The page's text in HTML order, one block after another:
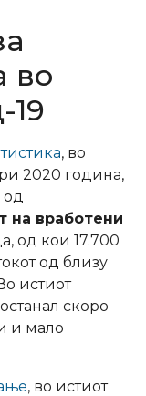
во
, во
2020 година,
од
на вработени
од кои 17.700
од близу
истиот
скоро
и мало
, во истиот